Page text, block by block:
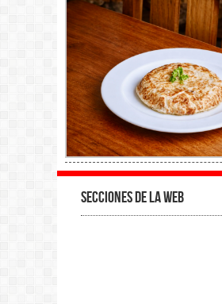
Secciones de la web